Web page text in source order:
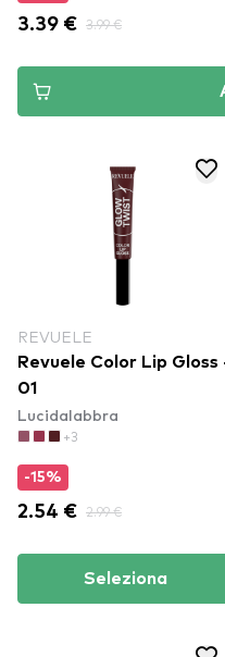
3.39 € 3.99 €
REVUELE
Revuele Color Lip Gloss
01
Lucidalabbra
+3
-15%
2.54 € 2.99 €
Seleziona